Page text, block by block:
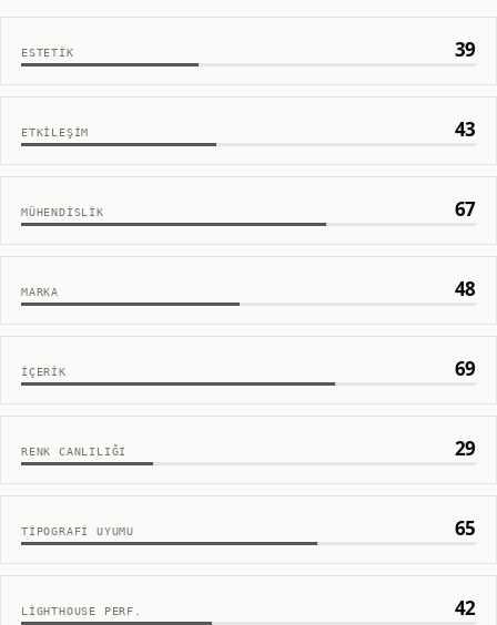
ESTETIK 39
ETKILEŞIM 43
MÜHENDISLIK 67
MARKA 48
İÇERIK 69
RENK CANLILIĞI 29
TIPOGRAFI UYUMU 65
LIGHTHOUSE PERF. 42